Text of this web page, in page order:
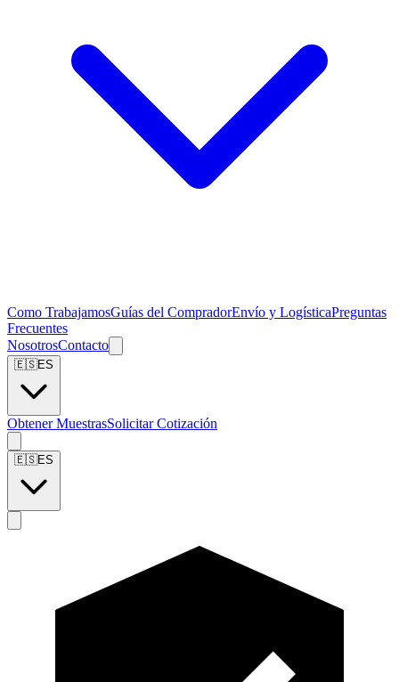
Como TrabajamosGuías del CompradorEnvío y LogísticaPreguntas
Frecuentes
NosotrosContacto
🇪🇸ES
Obtener MuestrasSolicitar Cotización
🇪🇸ES